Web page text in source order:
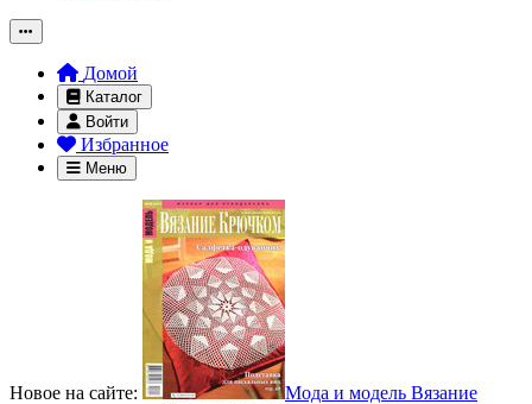
Домой
Каталог
Войти
Избранное
Меню
Новое на сайте: Мода и модель Вязание